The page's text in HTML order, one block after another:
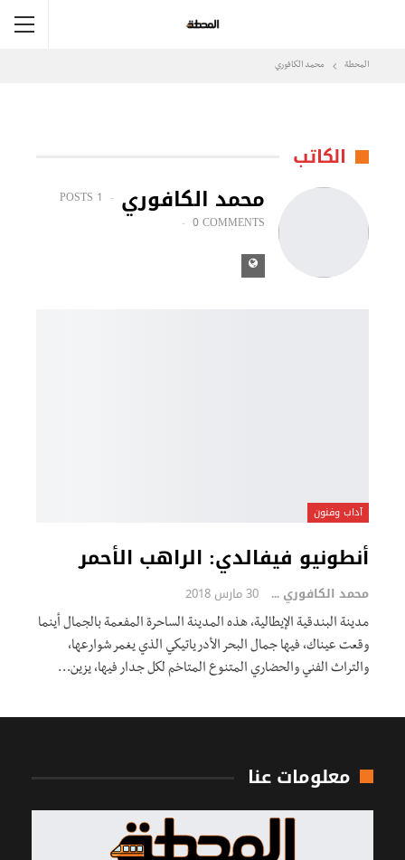
المحطة محمد الكافوري
الكاتب
محمد الكافوري
1 POSTS
0 COMMENTS
آداب وفنون
أنطونيو فيفالدي: الراهب الأحمر
محمد الكافوري 30 مارس 2018
مدينة البندقية الإيطالية، هذه المدينة الساحرة المفعمة بالجمال أينما
وقعت عيناك، فيها جمال البحر الأدرياتيكي الذي يغمر شوارعها،
والتراث الفني والحضاري المتنوع المتاخم لكل جدار فيها، يزين…
معلومات عنا